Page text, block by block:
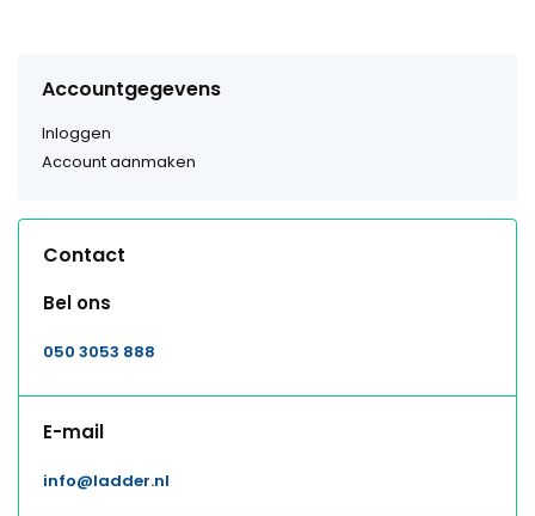
Accountgegevens
Inloggen
Account aanmaken
Contact
Bel ons
050 3053 888
E-mail
info@ladder.nl